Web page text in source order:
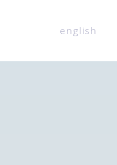
english